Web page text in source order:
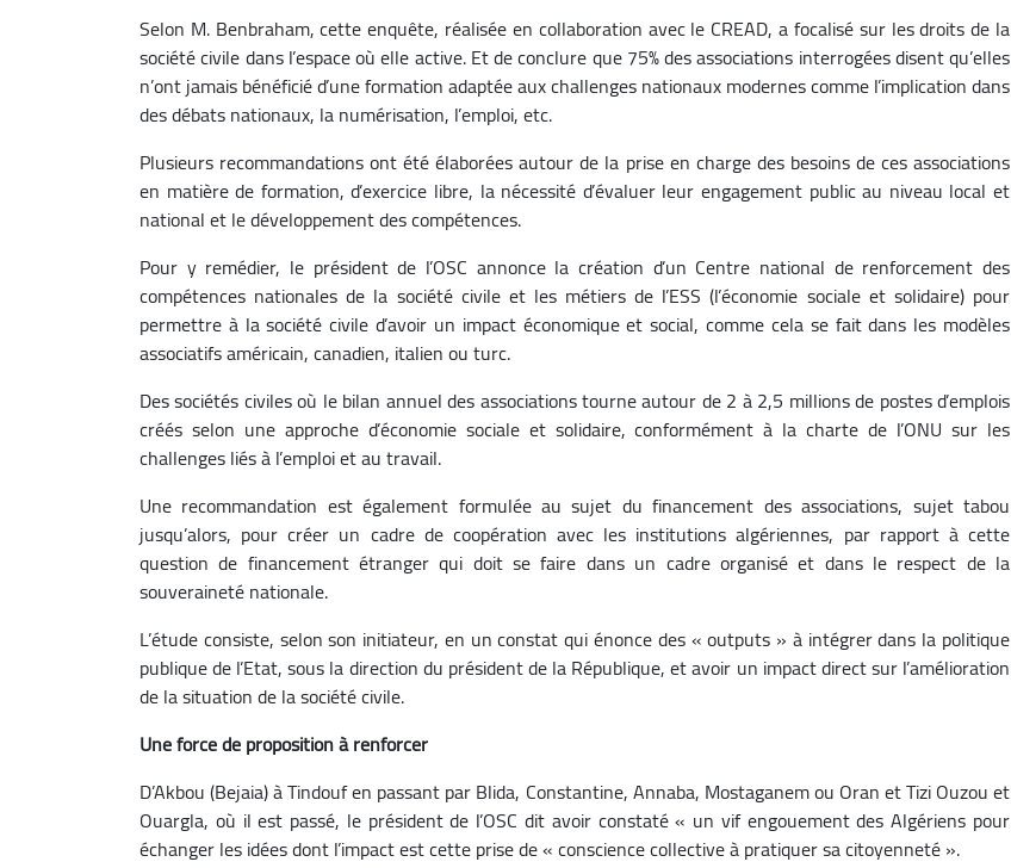
Selon M. Benbraham, cette enquête, réalisée en collaboration avec le CREAD, a focalisé sur les droits de la
société civile dans l’espace où elle active. Et de conclure que 75% des associations interrogées disent qu’elles
n’ont jamais bénéficié d’une formation adaptée aux challenges nationaux modernes comme l’implication dans
des débats nationaux, la numérisation, l’emploi, etc.
Plusieurs recommandations ont été élaborées autour de la prise en charge des besoins de ces associations
en matière de formation, d’exercice libre, la nécessité d’évaluer leur engagement public au niveau local et
national et le développement des compétences.
Pour y remédier, le président de l’OSC annonce la création d’un Centre national de renforcement des
compétences nationales de la société civile et les métiers de l’ESS (l’économie sociale et solidaire) pour
permettre à la société civile d’avoir un impact économique et social, comme cela se fait dans les modèles
associatifs américain, canadien, italien ou turc.
Des sociétés civiles où le bilan annuel des associations tourne autour de 2 à 2,5 millions de postes d’emplois
créés selon une approche d’économie sociale et solidaire, conformément à la charte de l’ONU sur les
challenges liés à l’emploi et au travail.
Une recommandation est également formulée au sujet du financement des associations, sujet tabou
jusqu’alors, pour créer un cadre de coopération avec les institutions algériennes, par rapport à cette
question de financement étranger qui doit se faire dans un cadre organisé et dans le respect de la
souveraineté nationale.
L’étude consiste, selon son initiateur, en un constat qui énonce des « outputs » à intégrer dans la politique
publique de l’Etat, sous la direction du président de la République, et avoir un impact direct sur l’amélioration
de la situation de la société civile.
Une force de proposition à renforcer
D’Akbou (Bejaia) à Tindouf en passant par Blida, Constantine, Annaba, Mostaganem ou Oran et Tizi Ouzou et
Ouargla, où il est passé, le président de l’OSC dit avoir constaté « un vif engouement des Algériens pour
échanger les idées dont l’impact est cette prise de « conscience collective à pratiquer sa citoyenneté ».